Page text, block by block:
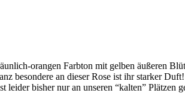
orangen Farbton mit gelben äußeren
besondere an dieser Rose ist ihr starker
bisher nur an unseren “kalten” Plätzen